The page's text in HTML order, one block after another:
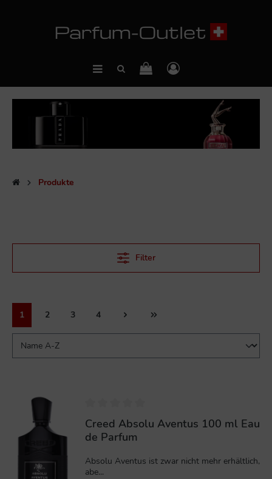
Produkte
Filter
1 2 3 4
Creed Absolu Aventus 100 ml Eau
de Parfum
Absolu Aventus ist zwar nicht mehr erhältlich,
abe...